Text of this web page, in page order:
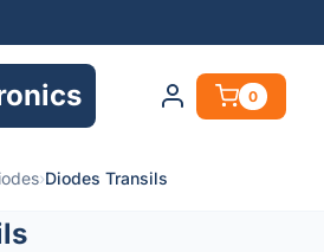
0
›Diodes Transils